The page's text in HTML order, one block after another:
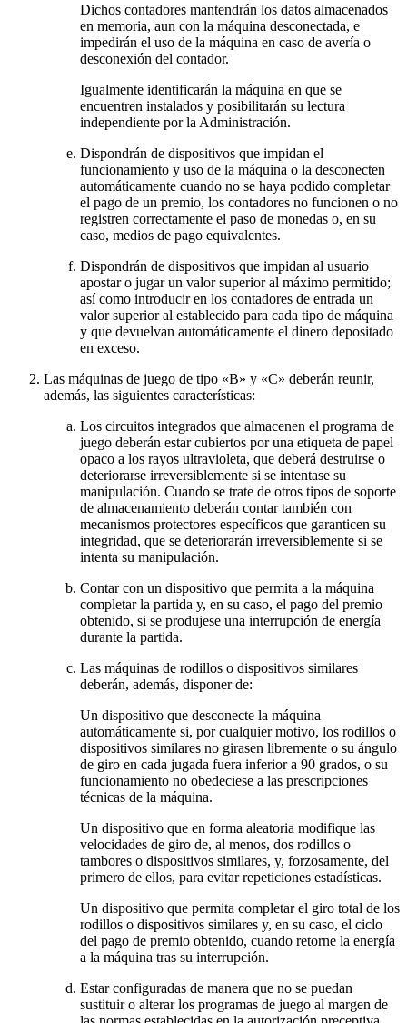
Dichos contadores mantendrán los datos almacenados
en memoria, aun con la máquina desconectada, e
impedirán el uso de la máquina en caso de avería o
desconexión del contador.
Igualmente identificarán la máquina en que se
encuentren instalados y posibilitarán su lectura
independiente por la Administración.
Dispondrán de dispositivos que impidan el
funcionamiento y uso de la máquina o la desconecten
automáticamente cuando no se haya podido completar
el pago de un premio, los contadores no funcionen o no
registren correctamente el paso de monedas o, en su
caso, medios de pago equivalentes.
Dispondrán de dispositivos que impidan al usuario
apostar o jugar un valor superior al máximo permitido;
así como introducir en los contadores de entrada un
valor superior al establecido para cada tipo de máquina
y que devuelvan automáticamente el dinero depositado
en exceso.
Las máquinas de juego de tipo «B» y «C» deberán reunir,
además, las siguientes características:
Los circuitos integrados que almacenen el programa de
juego deberán estar cubiertos por una etiqueta de papel
opaco a los rayos ultravioleta, que deberá destruirse o
deteriorarse irreversiblemente si se intentase su
manipulación. Cuando se trate de otros tipos de soporte
de almacenamiento deberán contar también con
mecanismos protectores específicos que garanticen su
integridad, que se deteriorarán irreversiblemente si se
intenta su manipulación.
Contar con un dispositivo que permita a la máquina
completar la partida y, en su caso, el pago del premio
obtenido, si se produjese una interrupción de energía
durante la partida.
Las máquinas de rodillos o dispositivos similares
deberán, además, disponer de:
Un dispositivo que desconecte la máquina
automáticamente si, por cualquier motivo, los rodillos o
dispositivos similares no girasen libremente o su ángulo
de giro en cada jugada fuera inferior a 90 grados, o su
funcionamiento no obedeciese a las prescripciones
técnicas de la máquina.
Un dispositivo que en forma aleatoria modifique las
velocidades de giro de, al menos, dos rodillos o
tambores o dispositivos similares, y, forzosamente, del
primero de ellos, para evitar repeticiones estadísticas.
Un dispositivo que permita completar el giro total de los
rodillos o dispositivos similares y, en su caso, el ciclo
del pago de premio obtenido, cuando retorne la energía
a la máquina tras su interrupción.
Estar configuradas de manera que no se puedan
sustituir o alterar los programas de juego al margen de